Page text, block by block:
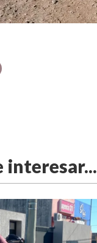
interesar...